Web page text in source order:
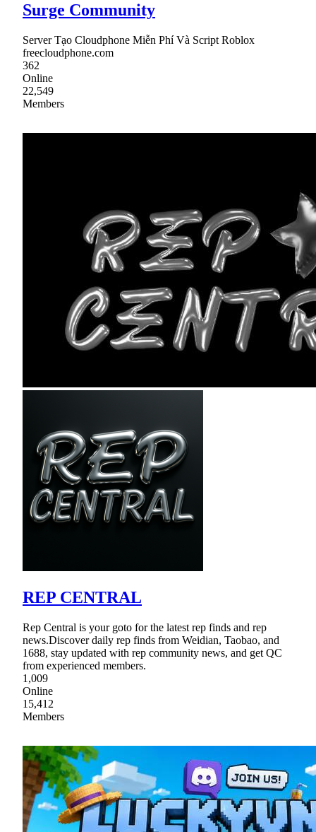
Surge Community
Server Tạo Cloudphone Miễn Phí Và Script Roblox
freecloudphone.com
362
Online
22,549
Members
REP CENTRAL
Rep Central is your goto for the latest rep finds and rep
news.Discover daily rep finds from Weidian, Taobao, and
1688, stay updated with rep community news, and get QC
from experienced members.
1,009
Online
15,412
Members